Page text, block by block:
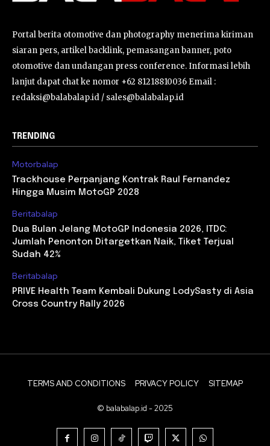
Portal berita otomotive dan photography menerima kiriman
siaran pers, artikel backlink, pemasangan banner, poto
otomotive dan undangan press conference. Informasi lebih
lanjut dapat chat ke nomor +62 81218810036 Email :
redaksi@balabalap.id / sales@balabalap.id
TRENDING
Motorbalap
Trackhouse Perpanjang Kontrak Raul Fernandez
Hingga Musim MotoGP 2028
Beritabalap
Dua Bulan Jelang MotoGP Indonesia 2026, ITDC:
Jumlah Penonton Ditargetkan Naik, Tiket Terjual
Sudah 42%
Beritabalap
PRIVE Health Team Kembali Dukung LodySasty di Asia
Cross Country Rally 2026
TERMS AND CONDITIONS PRIVACY POLICY SITEMAP
© balabalap.id - 2025